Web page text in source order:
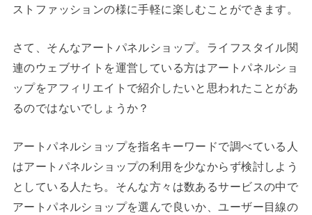
ストファッションの様に手軽に楽しむことができます。
さて、そんなアートパネルショップ。ライフスタイル関
連のウェブサイトを運営している方はアートパネルショ
ップをアフィリエイトで紹介したいと思われたことがあ
るのではないでしょうか？
アートパネルショップを指名キーワードで調べている人
はアートパネルショップの利用を少なからず検討しよう
としている人たち。そんな方々は数あるサービスの中で
アートパネルショップを選んで良いか、ユーザー目線の